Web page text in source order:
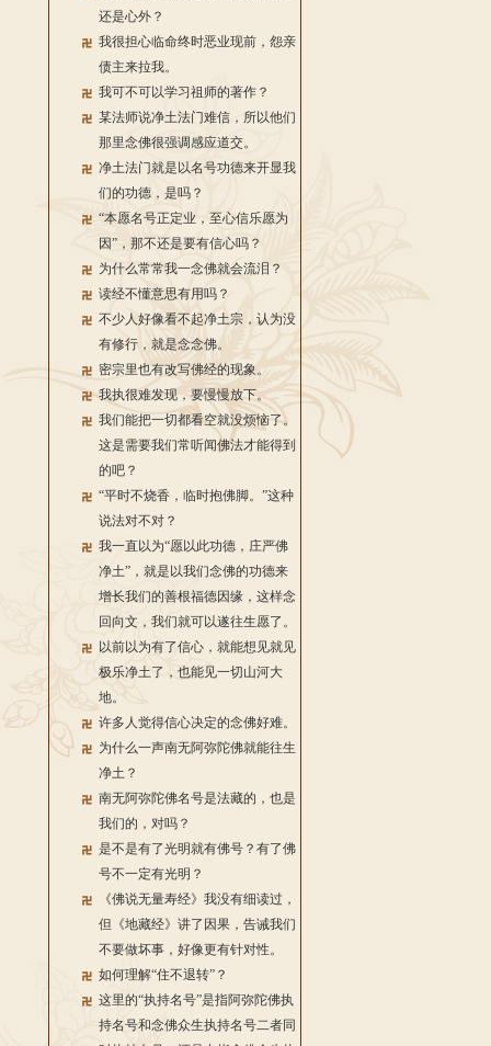
还是心外？
我很担心临命终时恶业现前，怨亲
债主来拉我。
我可不可以学习祖师的著作？
某法师说净土法门难信，所以他们
那里念佛很强调感应道交。
净土法门就是以名号功德来开显我
们的功德，是吗？
“本愿名号正定业，至心信乐愿为
因”，那不还是要有信心吗？
为什么常常我一念佛就会流泪？
读经不懂意思有用吗？
不少人好像看不起净土宗，认为没
有修行，就是念念佛。
密宗里也有改写佛经的现象。
我执很难发现，要慢慢放下。
我们能把一切都看空就没烦恼了。
这是需要我们常听闻佛法才能得到
的吧？
“平时不烧香，临时抱佛脚。”这种
说法对不对？
我一直以为“愿以此功德，庄严佛
净土”，就是以我们念佛的功德来
增长我们的善根福德因缘，这样念
回向文，我们就可以遂往生愿了。
以前以为有了信心，就能想见就见
极乐净土了，也能见一切山河大
地。
许多人觉得信心决定的念佛好难。
为什么一声南无阿弥陀佛就能往生
净土？
南无阿弥陀佛名号是法藏的，也是
我们的，对吗？
是不是有了光明就有佛号？有了佛
号不一定有光明？
《佛说无量寿经》我没有细读过，
但《地藏经》讲了因果，告诫我们
不要做坏事，好像更有针对性。
如何理解“住不退转”？
这里的“执持名号”是指阿弥陀佛执
持名号和念佛众生执持名号二者同